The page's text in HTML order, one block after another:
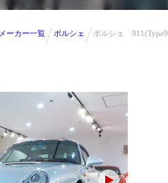
メーカー一覧 ポルシェ ポルシェ